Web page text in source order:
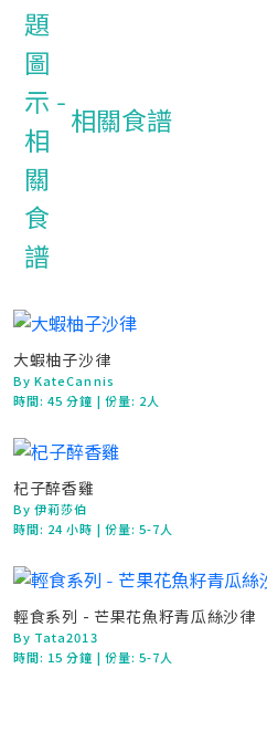
相關食譜
大蝦柚子沙律
By KateCannis
時間:45 分鐘 | 份量: 2人
杞子醉香雞
By 伊莉莎伯
時間: 24 小時 | 份量: 5-7人
輕食系列 - 芒果花魚籽青瓜絲沙律
By Tata2013
時間: 15 分鐘 | 份量: 5-7人